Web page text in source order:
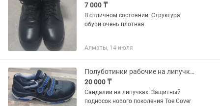
7 000 ₸
В отличном состоянии. Структура
обуви очень плотная.
Алматы, 14 июля
Полуботинки рабочие на липучках
20 000 ₸
Сандалии на липучках. Защитный
подносок нового поколения Toe Сover